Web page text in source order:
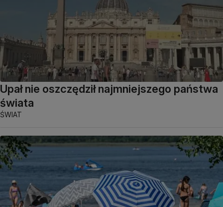
Upał nie oszczędził najmniejszego państwa
świata
ŚWIAT